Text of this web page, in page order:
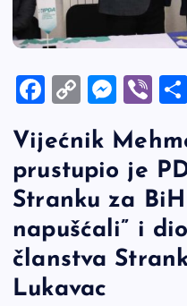
F
c
e
b
o
o
k
C
p
y
Li
n
k
M
se
n
g
er
Vi
er
Vijećnik
prustupio je
Stranku za
napušćali” i
članstva
Lukavac